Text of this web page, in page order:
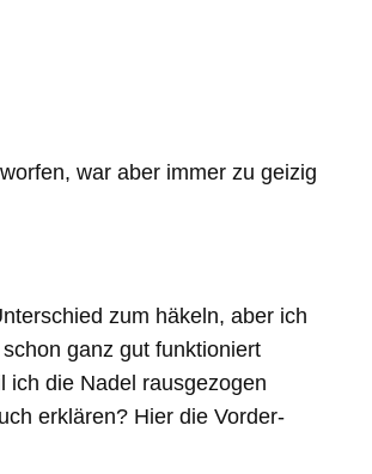
war aber immer zu geizig
zum häkeln, aber ich
ganz gut funktioniert
ich die Nadel rausgezogen
erklären? Hier die Vorder-